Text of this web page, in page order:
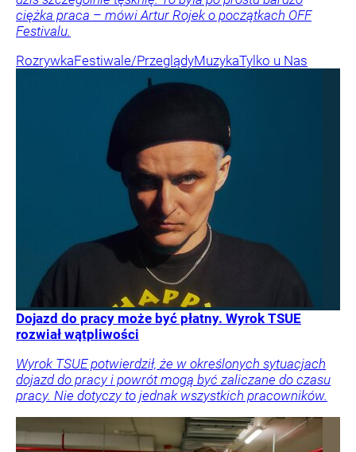
ciężka praca – mówi Artur Rojek o początkach OFF
Festivalu.
RozrywkaFestiwale/PrzeglądyMuzykaTylko u Nas
Dojazd do pracy może być płatny. Wyrok TSUE
rozwiał wątpliwości
Wyrok TSUE potwierdził, że w określonych sytuacjach
dojazd do pracy i powrót mogą być zaliczane do czasu
pracy. Nie dotyczy to jednak wszystkich pracowników.